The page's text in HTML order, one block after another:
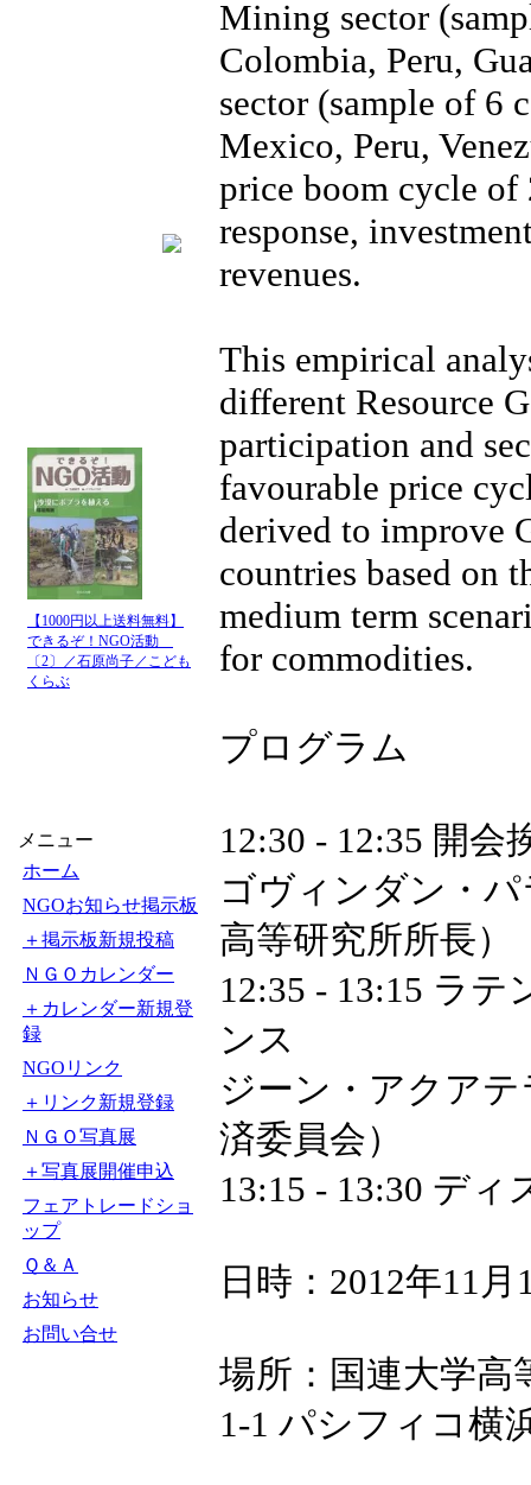
【1000円以上送料無料】
できるぞ！NGO活動
〔2〕／石原尚子／こども
くらぶ
メニュー
ホーム
NGOお知らせ掲示板
＋掲示板新規投稿
ＮＧＯカレンダー
＋カレンダー新規登
録
NGOリンク
＋リンク新規登録
ＮＧＯ写真展
＋写真展開催申込
フェアトレードショ
ップ
Ｑ＆Ａ
お知らせ
お問い合せ
Mining sector
Colombia, Peru,
sector (sample of 6
Mexico, Peru,
price boom cycle
response,
revenues.
This empirical
different Resource
participation and
favourable price
derived to improve
countries based on
medium term
for commodities.
プログラム
12:30 - 12:35 開会
ゴヴィンダン・
高等研究所所長）
12:35 - 13:15 ラ
ンス
ジーン・アクア
済委員会）
13:15 - 13:30 ディ
日時：2012年11
場所：国連大学高
1-1 パシフィコ横